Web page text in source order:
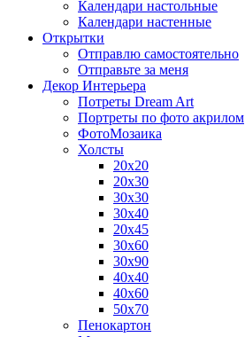
Календари настольные
Календари настенные
Открытки
Отправлю самостоятельно
Отправьте за меня
Декор Интерьера
Потреты Dream Art
Портреты по фото акрилом
ФотоМозаика
Холсты
20х20
20х30
30х30
30х40
20х45
30х60
30х90
40х40
40х60
50х70
Пенокартон